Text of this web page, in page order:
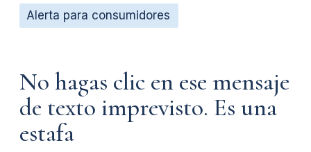
Alerta para consumidores
No hagas clic en ese mensaje
de texto imprevisto. Es una
estafa